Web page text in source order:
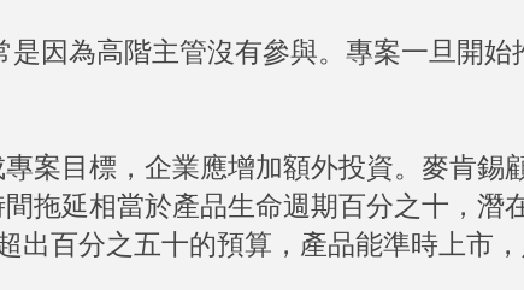
是因為高階主管沒有參與。專案一旦開始
案目標，企業應增加額外投資。麥肯錫
拖延相當於產品生命週期百分之十，潛
出百分之五十的預算，產品能準時上市